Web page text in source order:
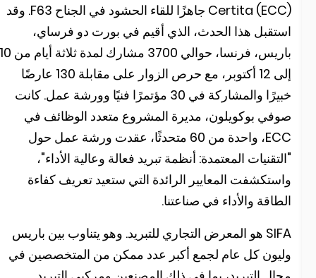
Certita (ECC) جاهزًا للقاء الحشود في الجناح F63. وقد
هذا الحدث، الذي أقيم في بورت دو فرساي،
باريس، فرنسا، حوالي 3700 مشارك لمدة ثلاثة أيام من 10
إلى 12 أكتوبر، مع حرص الزوار على مقابلة 130 عارضًا
خبيرًا والمشاركة في 30 مؤتمرًا فنيًا وورشة عمل. كانت
بوكويلون، مديرة المشروع متعدد الوظائف في
ECC، واحدة من 60 متحدثًا، عقدت ورشة عمل حول
المعتمدة: أنظمة تبريد فعالة وعالية الأداء"،
المعايير الرائدة التي ستعيد تعريف كفاءة
والأداء في صناعتنا.
SIFA هو المعرض التجاري للتبريد. وهو يتناوب بين باريس
كل عام لجمع أكبر عدد ممكن من المتخصصين في